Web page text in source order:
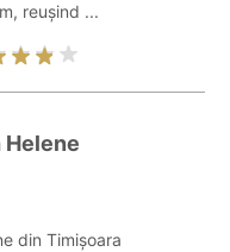
reușind ...
Helene
din Timișoara